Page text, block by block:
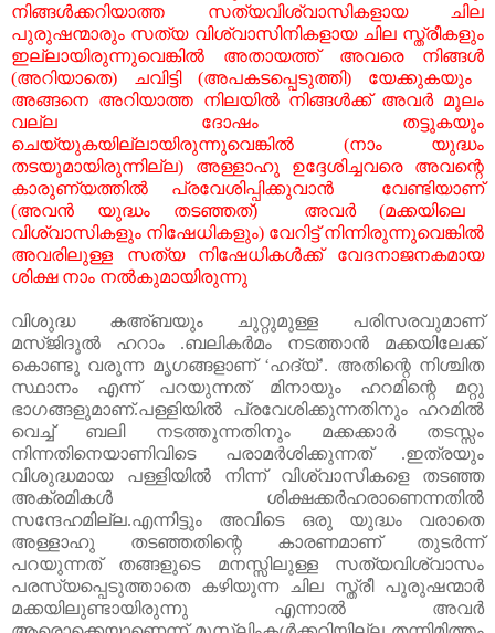
നിങ്ങൾക്കറിയാത്ത
സത്യവിശ്വാസികളായ
ചില
പുരുഷന്മാരും സത്യ വിശ്വാസിനികളായ ചില സ്ത്രീകളും
ഇല്ലായിരുന്നുവെങ്കിൽ
അതായത്ത് അവരെ
നിങ്ങൾ
(അറിയാതെ) ചവിട്ടി(അപകടപ്പെടുത്തി) യേക്കുകയും
അങ്ങനെ അറിയാത്ത നിലയിൽ നിങ്ങൾക്ക് അവർ മൂലം
വല്ല
ദോഷം
തട്ടുകയും
ചെയ്യുകയില്ലായിരുന്നുവെങ്കിൽ (നാം
യുദ്ധം
തടയുമായിരുന്നില്ല) അള്ളാഹു ഉദ്ദേശിച്ചവരെ
അവന്റെ
കാരുണ്യത്തിൽ
പ്രവേശിപ്പിക്കുവാൻ
വേണ്ടിയാണ്
(അവൻ യുദ്ധം തടഞ്ഞത്) അവർ(മക്കയിലെ
വിശ്വാസികളും നിഷേധികളും) വേറിട്ട് നിന്നിരുന്നുവെങ്കിൽ
അവരിലുള്ള
സത്യ നിഷേധികൾക്ക്
വേദനാജനകമായ
ശിക്ഷ നാം നൽകുമായിരുന്നു
വിശുദ്ധ കഅ്ബയും ചുറ്റുമുള്ള
പരിസരവുമാണ്
മസ്ജിദുൽ
ഹറാം .ബലികർമം നടത്താൻ
മക്കയിലേക്ക്
കൊണ്ടു വരുന്ന മൃഗങ്ങളാണ് ‘ഹദ്യ്’. അതിന്റെ നിശ്ചിത
സ്ഥാനം
എന്ന് പറയുന്നത് മിനായും ഹറമിന്റെ
മറ്റു
ഭാഗങ്ങളുമാണ്.പള്ളിയിൽ പ്രവേശിക്കുന്നതിനും
ഹറമിൽ
വെച്ച്
ബലി നടത്തുന്നതിനും മക്കക്കാർ
തടസ്സം
നിന്നതിനെയാണിവിടെ
പരാമർശിക്കുന്നത്.ഇത്രയും
വിശുദ്ധമായ
പള്ളിയിൽ നിന്ന് വിശ്വാസികളെ
തടഞ്ഞ
അക്രമികൾ
ശിക്ഷക്കർഹരാണെന്നതിൽ
സന്ദേഹമില്ല.എന്നിട്ടും അവിടെ ഒരു യുദ്ധം
വരാതെ
അള്ളാഹു
തടഞ്ഞതിന്റെ കാരണമാണ്
തുടർന്ന്
പറയുന്നത്
തങ്ങളുടെ മനസ്സിലുള്ള
സത്യവിശ്വാസം
പരസ്യപ്പെടുത്താതെ
കഴിയുന്ന ചില സ്ത്രീ
പുരുഷന്മാർ
മക്കയിലുണ്ടായിരുന്നു
എന്നാൽ
അവർ